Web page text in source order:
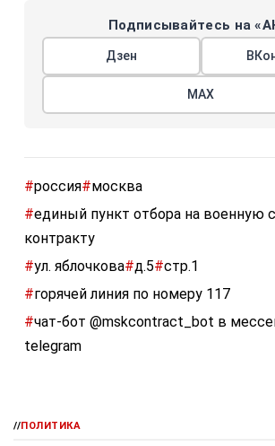
Подписывайтесь на
Дзен
МАХ
#россия#москва
#единый пункт отбора на военную
контракту
#ул. яблочкова#д.5#стр.1
#горячей линия по номеру 117
#чат-бот @mskcontract_bot в
telegram
//ПОЛИТИКА